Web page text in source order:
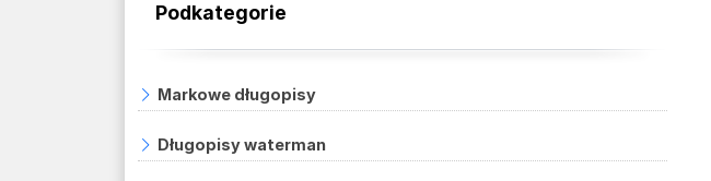
Podkategorie
Markowe długopisy
Długopisy waterman